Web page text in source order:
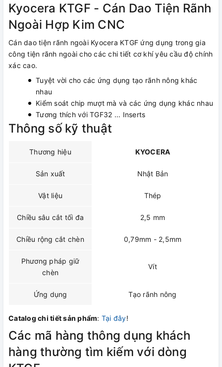
Kyocera KTGF - Cán Dao Tiện Rãnh
Ngoài Hợp Kim CNC
Cán dao tiện rãnh ngoài Kyocera KTGF ứng dụng trong gia
công tiện rãnh ngoài cho các chi tiết cơ khí yêu cầu độ chính
xác cao.
Tuyệt vời cho các ứng dụng tạo rãnh nông khác
nhau
Kiểm soát chip mượt mà và các ứng dụng khác nhau
Tương thích với TGF32 ... Inserts
Thông số kỹ thuật
Thương hiệu KYOCERA
Sản xuất Nhật Bản
Vật liệu Thép
Chiều sâu cắt tối đa 2,5 mm
Chiều rộng cắt chèn 0,79mm - 2,5mm
Phương pháp giữ
chèn
Vít
Ứng dụng Tạo rãnh nông
Catalog chi tiết sản phẩm: Tại đây!
Các mã hàng thông dụng khách
hàng thường tìm kiếm với dòng